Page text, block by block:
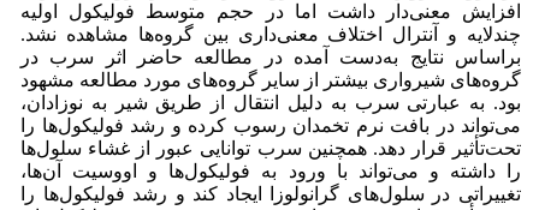
افزایش معنی‌دار داشت اما در حجم متوسط فولیکول اولیه
چندلایه و آنترال اختلاف معنی‌داری بین گروه‌ها مشاهده نشد.
براساس نتایج به‌دست آمده در مطالعه حاضر اثر سرب در
گروه‌های شیرواری بیشتر از سایر گروه‌های مورد مطالعه مشهود
بود. به عبارتی سرب به دلیل انتقال از طریق شیر به نوزادان،
می‌تواند در بافت نرم تخمدان رسوب کرده و رشد فولیکول‌ها را
تحت‌تأثیر قرار دهد. همچنین سرب توانایی عبور از غشاء سلول‌ها
را داشته و می‌تواند با ورود به فولیکول‌ها و اووسیت آن‌ها،
تغییراتی در سلول‌های گرانولوزا ایجاد کند و رشد فولیکول‌ها را